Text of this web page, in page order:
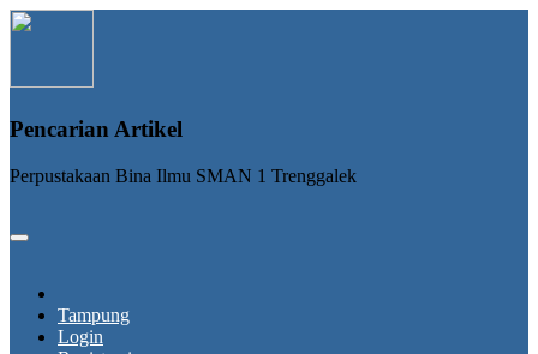
Pencarian Artikel
Perpustakaan Bina Ilmu SMAN 1 Trenggalek
Tampung
Login